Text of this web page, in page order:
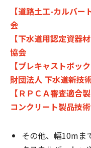
【道路土工-カルバ
会
【下水道用認定資器
協会
【プレキャストボッ
財団法人 下水道新技
【ＲＰＣＡ審査適合
コンクリート製品技
その他、幅10mま